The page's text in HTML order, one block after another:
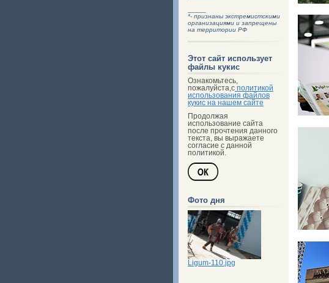
*- признаны экстремистскими
организациями и запрещены
на территории РФ
Этот сайт использует
файлы кукис
Ознакомьтесь,
пожалуйста,с политикой
использования файлов
кукис на нашем сайте
Продолжая
использование сайта
после прочтения данного
текста, вы выражаете
согласие с данной
политикой.
Фото дня
Ligum-110.jpg